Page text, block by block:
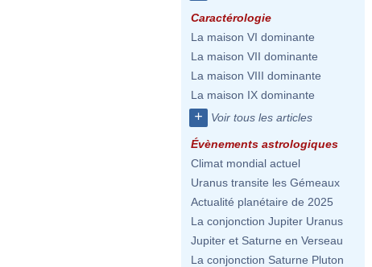
Caractérologie
La maison VI dominante
La maison VII dominante
La maison VIII dominante
La maison IX dominante
+ Voir tous les articles
Évènements astrologiques
Climat mondial actuel
Uranus transite les Gémeaux
Actualité planétaire de 2025
La conjonction Jupiter Uranus
Jupiter et Saturne en Verseau
La conjonction Saturne Pluton